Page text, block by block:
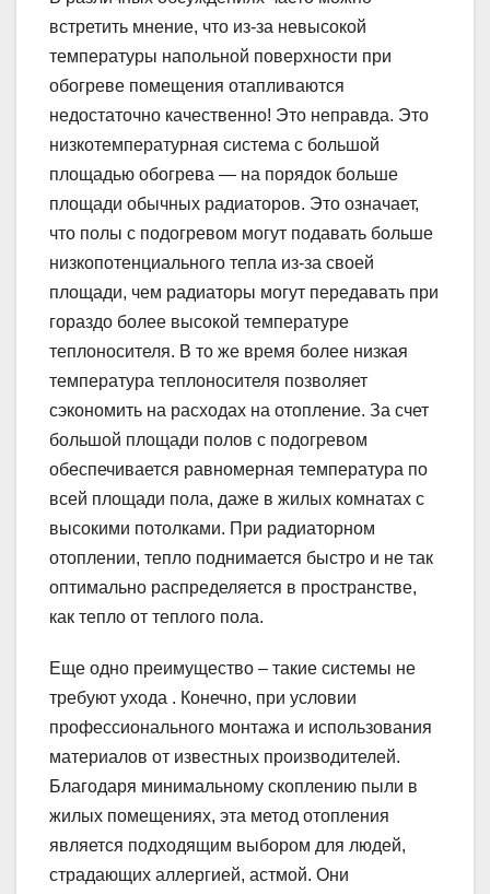
встретить мнение, что из-за невысокой
температуры напольной поверхности при
обогреве помещения отапливаются
недостаточно качественно! Это неправда. Это
низкотемпературная система с большой
площадью обогрева — на порядок больше
площади обычных радиаторов. Это означает,
что полы с подогревом могут подавать больше
низкопотенциального тепла из-за своей
площади, чем радиаторы могут передавать при
гораздо более высокой температуре
теплоносителя. В то же время более низкая
температура теплоносителя позволяет
сэкономить на расходах на отопление. За счет
большой площади полов с подогревом
обеспечивается равномерная температура по
всей площади пола, даже в жилых комнатах с
высокими потолками. При радиаторном
отоплении, тепло поднимается быстро и не так
оптимально распределяется в пространстве,
как тепло от теплого пола.
Еще одно преимущество – такие системы не
требуют ухода . Конечно, при условии
профессионального монтажа и использования
материалов от известных производителей.
Благодаря минимальному скоплению пыли в
жилых помещениях, эта метод отопления
является подходящим выбором для людей,
страдающих аллергией, астмой. Они